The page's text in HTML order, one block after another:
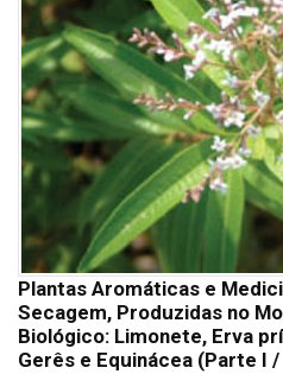
Plantas Aromáticas e
Secagem, Produzidas no
Biológico: Limonete, Erva
Gerês e Equinácea (Parte I